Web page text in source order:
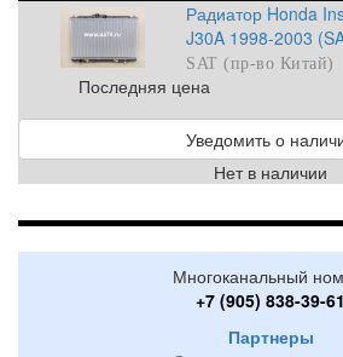
Радиатор Honda
J30A 1998-2003
SAT (пр-во Китай)
Последняя цена
Уведомить о
Нет в наличии
Многоканальный
+7 (905) 838-39-61
Партнеры